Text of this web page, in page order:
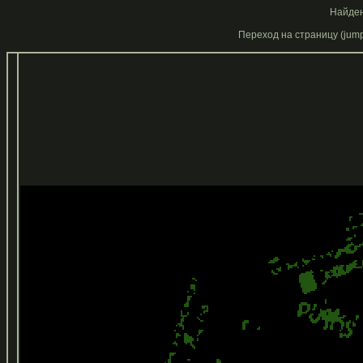
Переход на страницу